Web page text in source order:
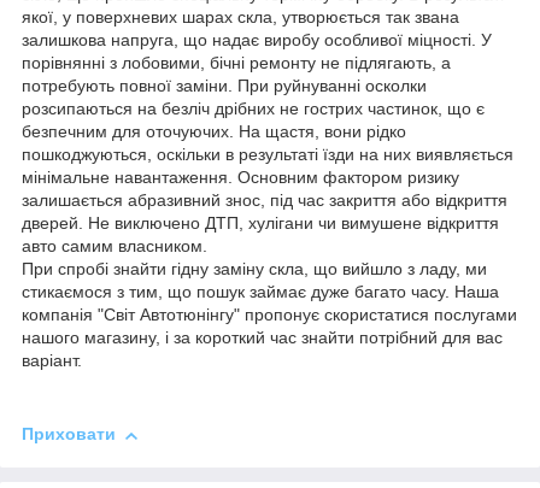
якої, у поверхневих шарах скла, утворюється так звана
залишкова напруга, що надає виробу особливої міцності. У
порівнянні з лобовими, бічні ремонту не підлягають, а
потребують повної заміни. При руйнуванні осколки
розсипаються на безліч дрібних не гострих частинок, що є
безпечним для оточуючих. На щастя, вони рідко
пошкоджуються, оскільки в результаті їзди на них виявляється
мінімальне навантаження. Основним фактором ризику
залишається абразивний знос, під час закриття або відкриття
дверей. Не виключено ДТП, хулігани чи вимушене відкриття
авто самим власником.
При спробі знайти гідну заміну скла, що вийшло з ладу, ми
стикаємося з тим, що пошук займає дуже багато часу. Наша
компанія "Світ Автотюнінгу" пропонує скористатися послугами
нашого магазину, і за короткий час знайти потрібний для вас
варіант.
Приховати